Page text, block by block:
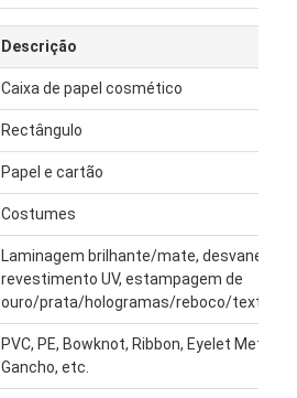
Descrição
Caixa de papel cosmético
Rectângulo
Papel e cartão
Costumes
Laminagem brilhante/mate,
revestimento UV, estampagem de
ouro/prata/hologramas/reboco/
PVC, PE, Bowknot, Ribbon, Eyelet Metal,
Gancho, etc.